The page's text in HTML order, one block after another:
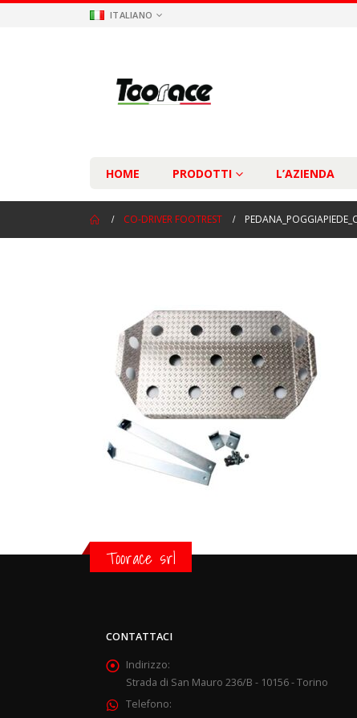
ITALIANO
HOME PRODOTTI L’AZIENDA
CO-DRIVER FOOTREST
Toorace srl
CONTATTACI
Indirizzo:
Strada di San Mauro 236/B - 10156 - Torino
Telefono: